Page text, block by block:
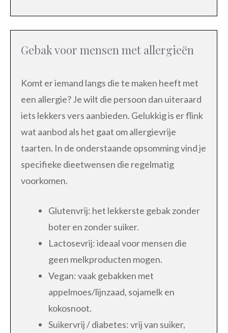
Gebak voor mensen met allergieën
Komt er iemand langs die te maken heeft met
een allergie? Je wilt die persoon dan uiteraard
iets lekkers vers aanbieden. Gelukkig is er flink
wat aanbod als het gaat om allergievrije
taarten. In de onderstaande opsomming vind je
specifieke dieetwensen die regelmatig
voorkomen.
Glutenvrij: het lekkerste gebak zonder
boter en zonder suiker.
Lactosevrij: ideaal voor mensen die
geen melkproducten mogen.
Vegan: vaak gebakken met
appelmoes/lijnzaad, sojamelk en
kokosnoot.
Suikervrij / diabetes: vrij van suiker,